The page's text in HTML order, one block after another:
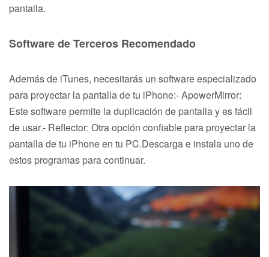
pantalla.
Software de Terceros Recomendado
Además de iTunes, necesitarás un software especializado
para proyectar la pantalla de tu iPhone:- ApowerMirror:
Este software permite la duplicación de pantalla y es fácil
de usar.- Reflector: Otra opción confiable para proyectar la
pantalla de tu iPhone en tu PC.Descarga e instala uno de
estos programas para continuar.